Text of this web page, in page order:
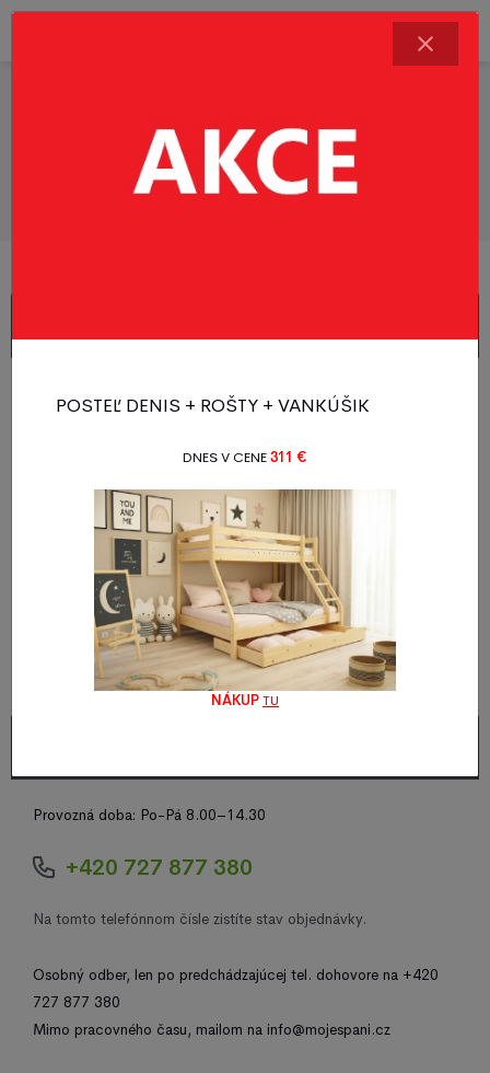
Kontakty
Provozná doba: Po-Pá 8.00–14.30
Na tomto telefonním čísle zjistíte obecné informace o
dostupnostech jednotlivých produktů, době dodání, technické
specifikace a máte možnost provést telefonickou objednávku
Mimo pracovného času, mailom na info@mojespani.cz
Provozná doba: Po-Pá 8.00–14.30
+420 727 877 380
Na tomto telefónnom čísle zistíte stav objednávky.
Osobný odber, len po predchádzajúcej tel. dohovore na +420
727 877 380
Mimo pracovného času, mailom na info@mojespani.cz
POSTEĽ DENIS + ROŠTY + VANKÚŠIK
DNES V CENE311 €
NÁKUPTU